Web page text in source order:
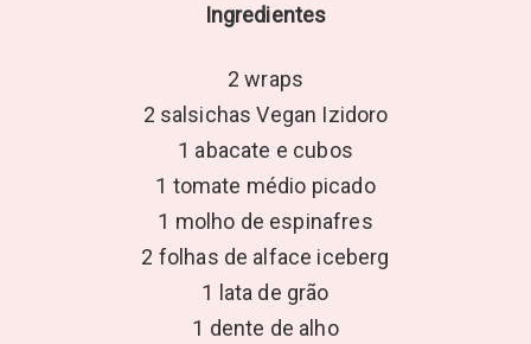
Ingredientes
2 wraps
2 salsichas Vegan Izidoro
1 abacate e cubos
1 tomate médio picado
1 molho de espinafres
2 folhas de alface iceberg
1 lata de grão
1 dente de alho